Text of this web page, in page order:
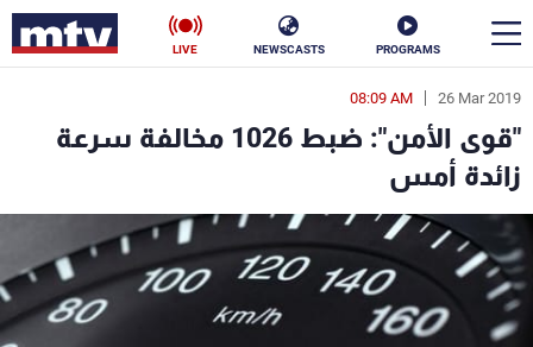
PROGRAMS
NEWSCASTS
LIVE
26 Mar 2019
08:09 AM
"قوى الأمن": ضبط 1026 مخالفة سرعة
زائدة أمس
en
الأخبار
سياسة ناس
إقتصاد فن
منوعات رياضة